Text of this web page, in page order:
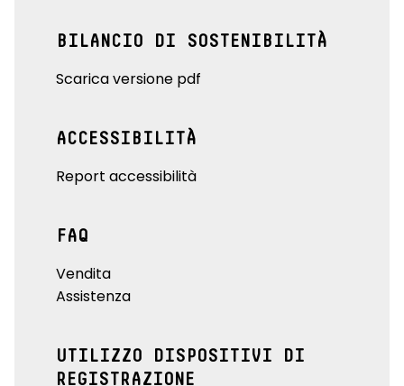
BILANCIO DI SOSTENIBILITÀ
Scarica versione pdf
ACCESSIBILITÀ
Report accessibilità
FAQ
Vendita
Assistenza
UTILIZZO DISPOSITIVI DI
REGISTRAZIONE